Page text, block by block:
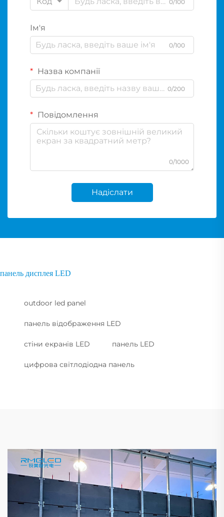
0/100
Ім'я
0/100
Назва компанії
0/200
Повідомлення
0/1000
Надіслати
панель дисплея LED
outdoor led panel
панель відображення LED
стіни екранів LED панель LED
цифрова світлодіодна панель